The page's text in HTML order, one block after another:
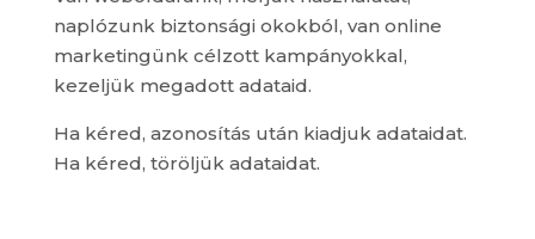
naplózunk biztonsági okokból, van online
marketingünk célzott kampányokkal,
kezeljük megadott adataid.
Ha kéred, azonosítás után kiadjuk adataidat.
Ha kéred, töröljük adataidat.